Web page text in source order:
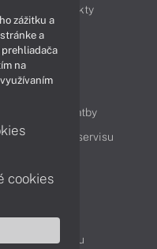
Produkty
Videá
doručenia a platby
Cenník servisu
oddelenie
tovaru
zážitku a
a
na
cookies